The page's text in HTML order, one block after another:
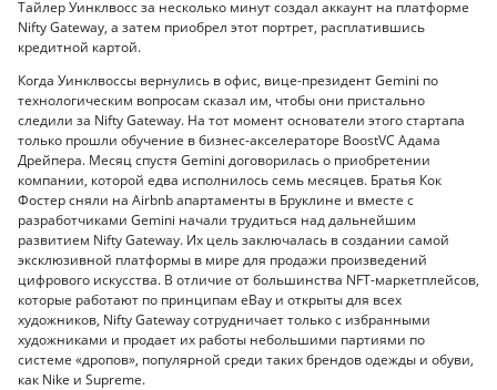
Тайлер Уинклвосс за несколько минут создал аккаунт на платформе
Nifty Gateway, а затем приобрел этот портрет, расплатившись
кредитной картой.
Когда Уинклвоссы вернулись в офис, вице-президент Gemini по
технологическим вопросам сказал им, чтобы они пристально
следили за Nifty Gateway. На тот момент основатели этого стартапа
только прошли обучение в бизнес-акселераторе BoostVC Адама
Дрейпера. Месяц спустя Gemini договорилась о приобретении
компании, которой едва исполнилось семь месяцев. Братья Кок
Фостер сняли на Airbnb апартаменты в Бруклине и вместе с
разработчиками Gemini начали трудиться над дальнейшим
развитием Nifty Gateway. Их цель заключалась в создании самой
эксклюзивной платформы в мире для продажи произведений
цифрового искусства. В отличие от большинства NFT-маркетплейсов,
которые работают по принципам eBay и открыты для всех
художников, Nifty Gateway сотрудничает только с избранными
художниками и продает их работы небольшими партиями по
системе «дропов», популярной среди таких брендов одежды и обуви,
как Nike и Supreme.